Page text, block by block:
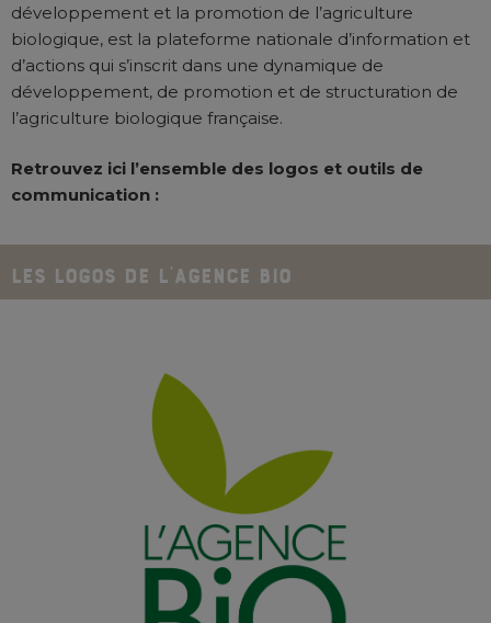
développement et la promotion de l’agriculture
biologique, est la plateforme nationale d’information et
d’actions qui s’inscrit dans une dynamique de
développement, de promotion et de structuration de
l’agriculture biologique française.
Retrouvez ici l’ensemble des logos et outils de
communication :
LES LOGOS DE L'AGENCE BIO